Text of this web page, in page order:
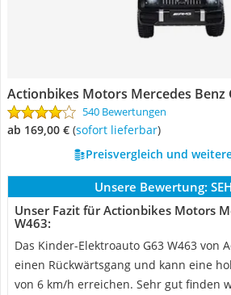
Actionbikes Motors Mercedes Benz
540 Bewertungen
ab 169,00 € ( Sofort lieferbar)
Preisvergleich und
Unsere Bewertung:
Unser Fazit für Actionbikes Motors
W463:
Das Kinder-Elektroauto G63 W463 von
einen Rückwärtsgang und kann eine
von 6 km/h erreichen. Sehr gut finden